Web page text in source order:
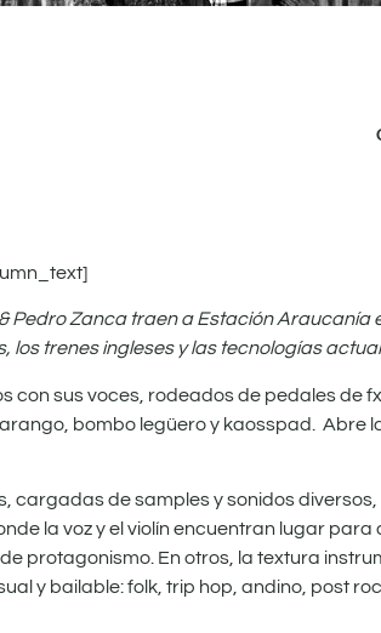
Pedro Zanca traen a Estación
trenes ingleses y las tecnologías
con sus voces, rodeados de pedales de
bombo legüero y kaosspad. Abre
cargadas de samples y sonidos
la voz y el violín encuentran lugar para
protagonismo. En otros, la textura
y bailable: folk, trip hop, andino, post